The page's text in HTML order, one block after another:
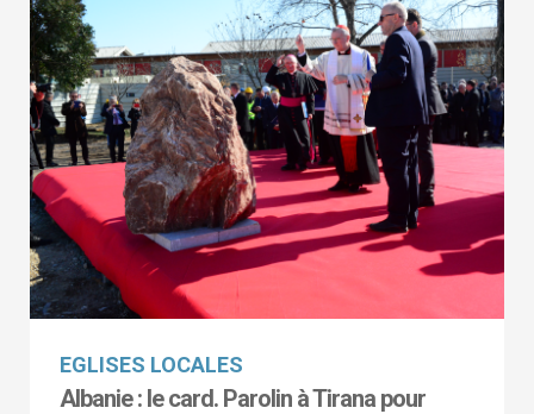
EGLISES LOCALES
Albanie : le card. Parolin à Tirana pour